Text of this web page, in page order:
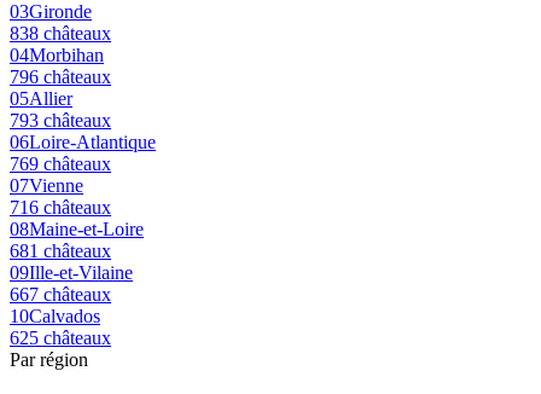
03Gironde
838 châteaux
04Morbihan
796 châteaux
05Allier
793 châteaux
06Loire-Atlantique
769 châteaux
07Vienne
716 châteaux
08Maine-et-Loire
681 châteaux
09Ille-et-Vilaine
667 châteaux
10Calvados
625 châteaux
Par région